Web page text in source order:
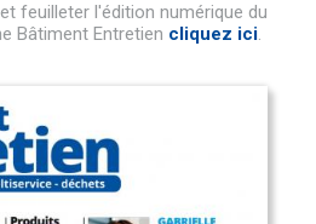
feuilleter l'édition numérique du
Bâtiment Entretien cliquez ici.